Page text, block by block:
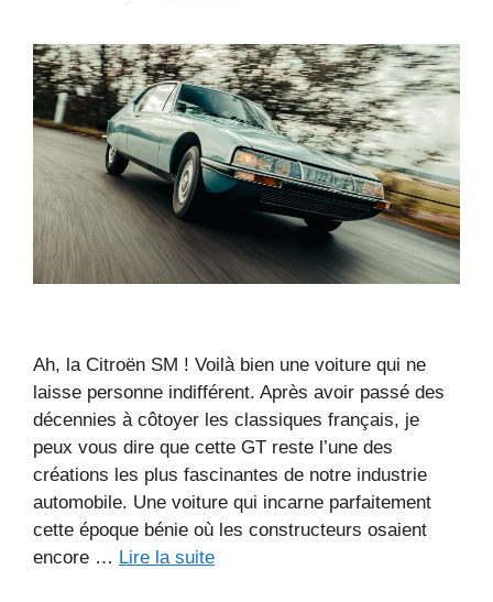
Ah, la Citroën SM ! Voilà bien une voiture qui ne
laisse personne indifférent. Après avoir passé des
décennies à côtoyer les classiques français, je
peux vous dire que cette GT reste l’une des
créations les plus fascinantes de notre industrie
automobile. Une voiture qui incarne parfaitement
cette époque bénie où les constructeurs osaient
encore … Lire la suite